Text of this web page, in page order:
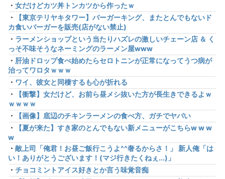
・ 女だけどカツ丼トンカツから作ったｗ
・
【東京テリヤキタワー】バーガーキング、またとんでもないド
カ食いバーガーを販売(店がない禁止)
・ ラーメンショップという当たりハズレの激しいチェーン店 ＆ く
っそ不味そうなネーミングのラーメン屋www
・ 肝油ドロップ食べ始めたらセロトニンが正常になってうつ病が
治ってワロタｗｗｗ
・ ワイ、彼女と同棲するも心が折れる
・
【衝撃】女だけど、お前ら昼メシ抜いた方が長生きできるよｗ
ｗｗｗｗ
・
【画像】底辺のチキンラーメンの食べ方、ガチでヤバい
・
【夏が来た】すき家のとんでもない新メニューがこちらw w w
w
・ 敵上司「俺君！お昼ご飯行こうよ^^奢るからさ！」 新人俺「は
い！ありがとうございます！(マジ行きたくねぇ...)」
・ チョコミントアイス好きとか言う味覚音痴